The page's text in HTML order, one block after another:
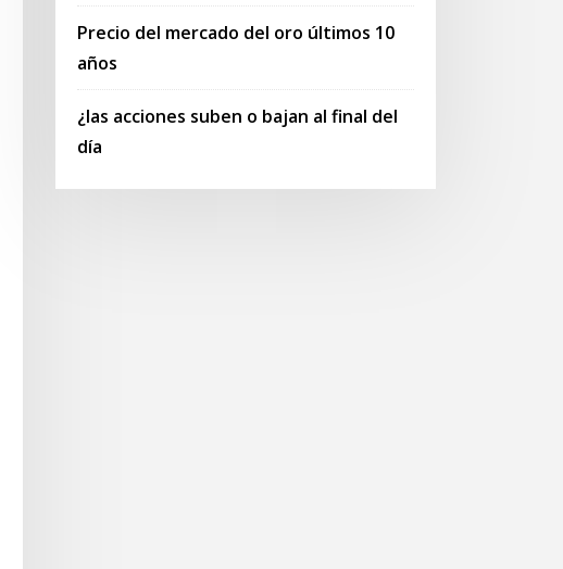
Precio del mercado del oro últimos 10
años
¿las acciones suben o bajan al final del
día